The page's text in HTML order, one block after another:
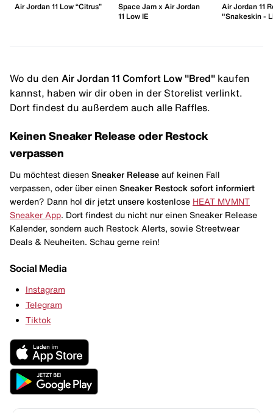
Air Jordan 11 Low “Citrus”
Space Jam x Air Jordan
11 Low IE
Air Jordan 11
"Snakeskin -
Wo du den Air Jordan 11 Comfort Low "Bred" kaufen
kannst, haben wir dir oben in der Storelist verlinkt.
Dort findest du außerdem auch alle Raffles.
Keinen Sneaker Release oder Restock
verpassen
Du möchtest diesen Sneaker Release auf keinen Fall
verpassen, oder über einen Sneaker Restock sofort informiert
werden? Dann hol dir jetzt unsere kostenlose HEAT MVMNT
Sneaker App . Dort findest du nicht nur einen Sneaker Release
Kalender, sondern auch Restock Alerts, sowie Streetwear
Deals & Neuheiten. Schau gerne rein!
Social Media
Instagram
Telegram
Tiktok